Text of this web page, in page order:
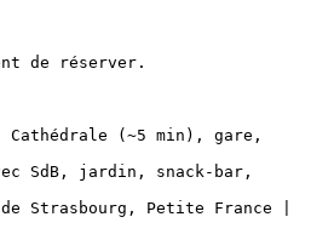
de réserver.
(~5 min), gare,
SdB, jardin, snack-bar,
Strasbourg, Petite France |